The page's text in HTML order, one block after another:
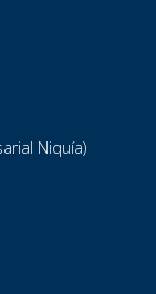
Niquía)